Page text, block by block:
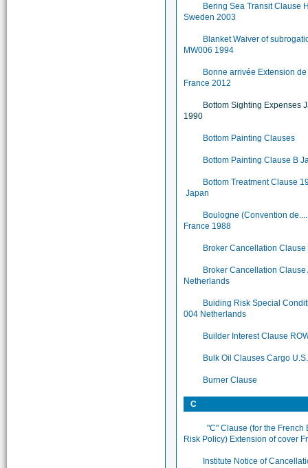
Bering Sea Transit Clause
Sweden 2003
Blanket Waiver of
MW006 1994
Bonne arrivée Extension
France 2012
Bottom Sighting Expenses
1990
Bottom Painting Clauses
Bottom Painting Clause B
Bottom Treatment Clause
Japan
Boulogne (Convention
France 1988
Broker Cancellation Clause
Broker Cancellation Clause
Netherlands
Buiding Risk Special
004 Netherlands
Builder Interest Clause
Bulk Oil Clauses Cargo
Burner Clause
C
"C" Clause (for the French
Risk Policy) Extension of cover
Institute Notice of